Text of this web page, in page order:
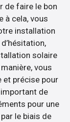
de faire le bon
à cela, vous
installation
solaire
vous
et précise pour
de
pour une
le biais de